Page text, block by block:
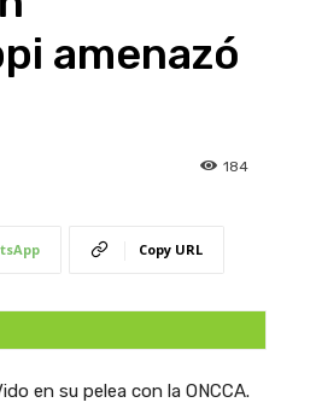
amenazó
184
Copy URL
en su pelea con la ONCCA.